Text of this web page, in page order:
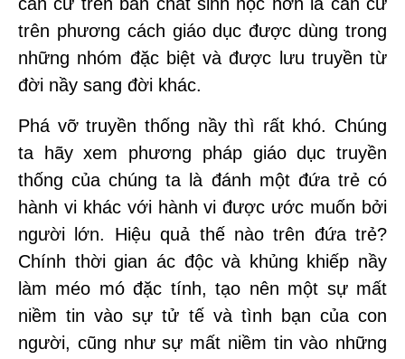
trên phương cách giáo dục được dùng trong
những nhóm đặc biệt và được lưu truyền từ
đời nầy sang đời khác.
Phá vỡ truyền thống nầy thì rất khó. Chúng
ta hãy xem phương pháp giáo dục truyền
thống của chúng ta là đánh một đứa trẻ có
hành vi khác với hành vi được ước muốn bởi
người lớn. Hiệu quả thế nào trên đứa trẻ?
Chính thời gian ác độc và khủng khiếp nầy
làm méo mó đặc tính, tạo nên một sự mất
niềm tin vào sự tử tế và tình bạn của con
người, cũng như sự mất niềm tin vào những